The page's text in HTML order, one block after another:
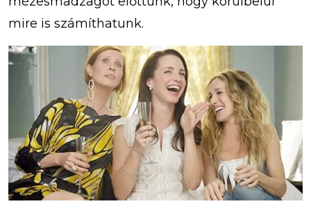
mire is számíthatunk.